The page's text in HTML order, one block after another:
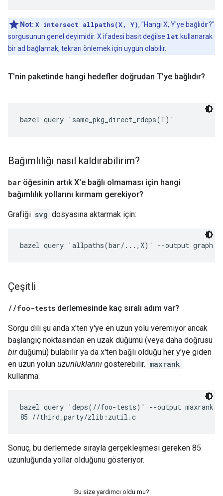
Not: X intersect allpaths(X, Y), "Hangi X, Y'ye bağlıdır?"
sorgusunun genel deyimidir. X ifadesi basit değilse let kullanarak
bir ad bağlamak, tekrarı önlemek için uygun olabilir.
T'nin paketinde hangi hedefler doğrudan T'ye bağlıdır?
bazel query 'same_pkg_direct_rdeps(T)'
Bağımlılığı nasıl kaldırabilirim?
bar öğesinin artık X'e bağlı olmaması için hangi
bağımlılık yollarını kırmam gerekiyor?
Grafiği svg dosyasına aktarmak için:
bazel query 'allpaths(bar/...,X)' --output graph |
Çeşitli
/ /foo-tests derlemesinde kaç sıralı adım var?
Sorgu dili şu anda x'ten y'ye en uzun yolu veremiyor ancak
başlangıç noktasından en uzak düğümü (veya daha doğrusu
birdüğümü) bulabilir ya da x'ten bağlı olduğu her y'ye giden
en uzun yolun uzunluklarını gösterebilir. maxrank
kullanma:
bazel query 'deps(//foo-tests)' --output
85 //third_party/zlib:zutil.c
Sonuç, bu derlemede sırayla gerçekleşmesi gereken 85
uzunluğunda yollar olduğunu gösteriyor.
Bu size yardımcı oldu mu?